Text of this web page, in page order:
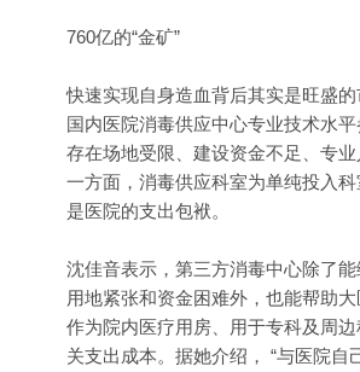
760亿的“金矿”
快速实现自身造血背后其实是旺盛的
国内医院消毒供应中心专业技术水
存在场地受限、建设资金不足、专
一方面，消毒供应科室为单纯投入科
是医院的支出包袱。
沈佳音表示，第三方消毒中心除了
用地紧张和资金困难外，也能帮助
作为院内医疗用房、用于专科及周
关支出成本。据她介绍， “与医院自